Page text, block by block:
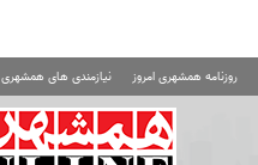
روزنامه همشهری امروز نیازمندی های همشهری